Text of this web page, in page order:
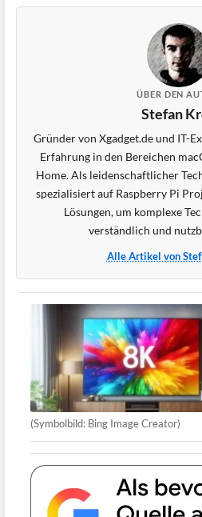
ÜBER DEN
Stefan
Gründer von Xgadget.de und IT-
Erfahrung in den Bereichen
Home. Als leidenschaftlicher
spezialisiert auf Raspberry Pi
Lösungen, um komplexe
verständlich und
Alle Artikel von
(Symbolbild: Bing Image Creator)